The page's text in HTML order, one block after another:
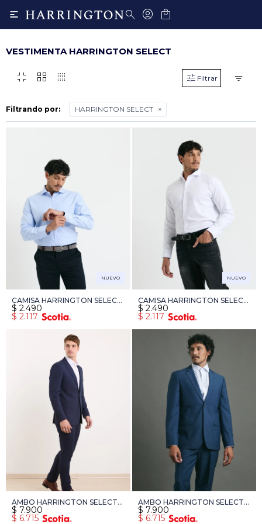

VESTIMENTA HARRINGTON SELECT
fullscreen_exit grid_view transition_dissolve
Filtrando por: HARRINGTON SELECT
NUEVO
CAMISA HARRINGTON SELECT
- CELESTE
$ 2.490
$ 2.117
NUEVO
CAMISA HARRINGTON SELECT
- BLANCO
$ 2.490
$ 2.117
AMBO HARRINGTON SELECT -
AZUL OSCURO
$ 7.900
$ 6.715
AMBO HARRINGTON SELECT -
AZUL
$ 7.900
$ 6.715